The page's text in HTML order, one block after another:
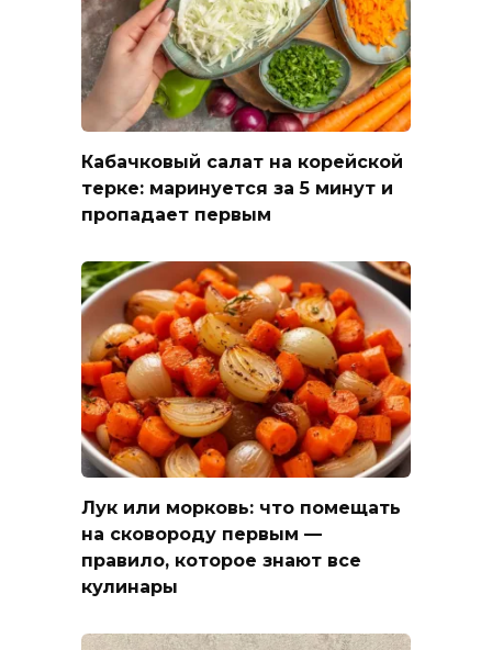
Кабачковый салат на корейской
терке: маринуется за 5 минут и
пропадает первым
Лук или морковь: что помещать
на сковороду первым —
правило, которое знают все
кулинары